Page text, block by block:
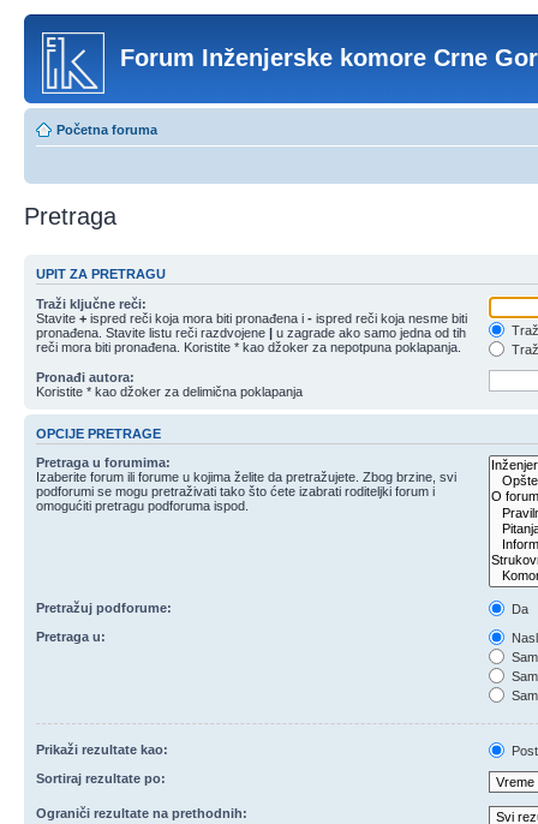
Forum Inženjerske komore Crne
Početna foruma
Pretraga
UPIT ZA PRETRAGU
Traži ključne reči:
Stavite + ispred reči koja mora biti pronađena i - ispred reči koja nesme biti
pronađena. Stavite listu reči razdvojene | u zagrade ako samo jedna od tih
reči mora biti pronađena. Koristite * kao džoker za nepotpuna poklapanja.
Pronađi autora:
Koristite * kao džoker za delimična poklapanja
OPCIJE PRETRAGE
Pretraga u forumima:
Izaberite forum ili forume u kojima želite da pretražujete. Zbog brzine, svi
podforumi se mogu pretraživati tako što ćete izabrati roditeljki forum i
omogućiti pretragu podforuma ispod.
Pretražuj podforume:
Da
Pretraga u:
Prikaži rezultate kao:
Sortiraj rezultate po:
Ograniči rezultate na prethodnih: